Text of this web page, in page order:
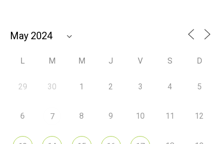
L M M J V S D
29 30 1 2 3 4 5
6 7 8 9 10 11 12